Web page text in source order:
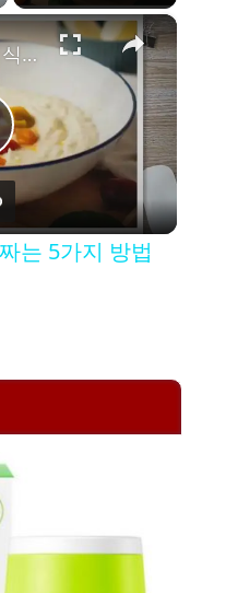
×
저탄고지 일주일 식단 짜는 5가지 방법
는 5가지 방법